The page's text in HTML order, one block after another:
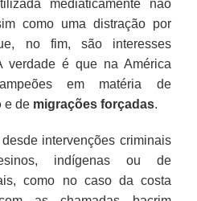
mediaticamente não
como uma distração por
no fim, são interesses
verdade é que na América
em matéria de
e de migrações forçadas.
intervenções criminais
indígenas ou de
como no caso da costa